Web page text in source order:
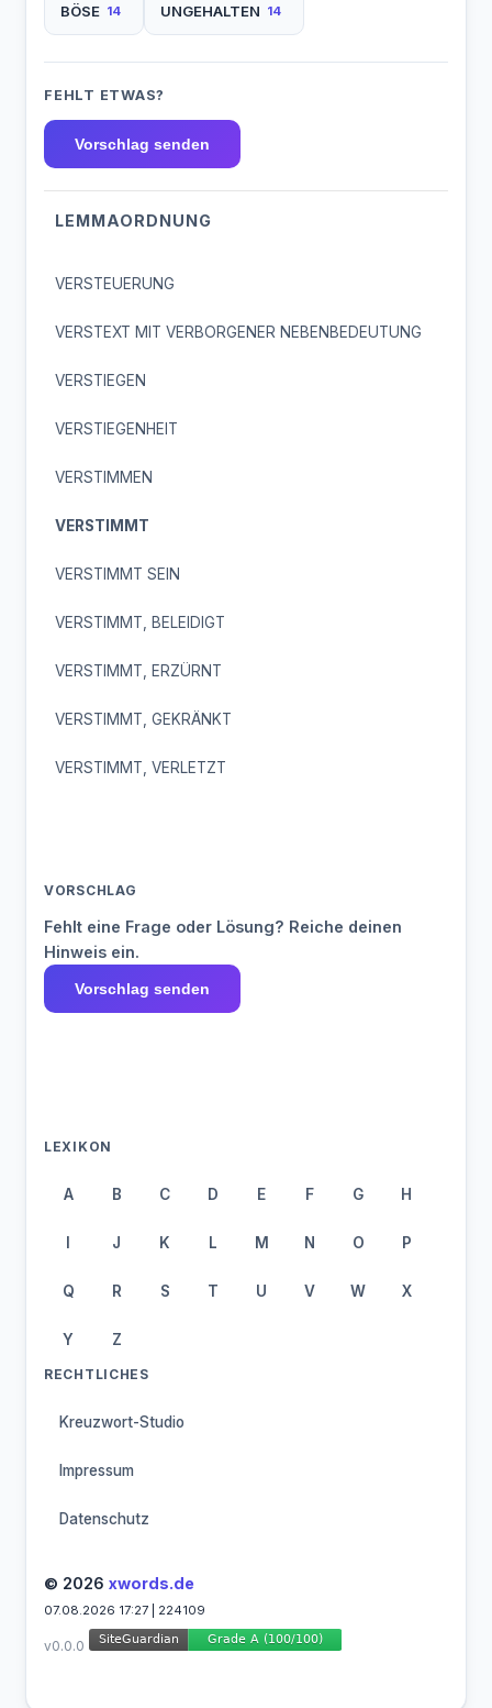
BÖSE 14 UNGEHALTEN 14
FEHLT ETWAS?
Vorschlag senden
LEMMAORDNUNG
VERSTEUERUNG
VERSTEXT MIT VERBORGENER NEBENBEDEUTUNG
VERSTIEGEN
VERSTIEGENHEIT
VERSTIMMEN
VERSTIMMT
VERSTIMMT SEIN
VERSTIMMT, BELEIDIGT
VERSTIMMT, ERZÜRNT
VERSTIMMT, GEKRÄNKT
VERSTIMMT, VERLETZT
VORSCHLAG
Fehlt eine Frage oder Lösung? Reiche deinen
Hinweis ein.
Vorschlag senden
LEXIKON
A B C D E F G H
I J K L M N O P
Q R S T U V W X
Y Z
RECHTLICHES
Kreuzwort-Studio
Impressum
Datenschutz
© 2026 xwords.de
07.08.2026 17:27 | 224109
v0.0.0